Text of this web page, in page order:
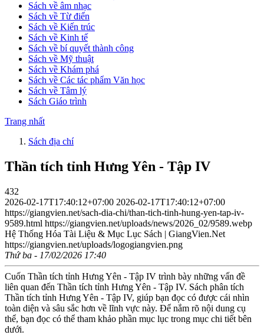
Sách về âm nhạc
Sách về Từ điển
Sách về Kiến trúc
Sách về Kinh tế
Sách về bí quyết thành công
Sách về Mỹ thuật
Sách về Khám phá
Sách về Các tác phẩm Văn học
Sách về Tâm lý
Sách Giáo trình
Trang nhất
Sách địa chí
Thần tích tỉnh Hưng Yên - Tập IV
432
2026-02-17T17:40:12+07:00 2026-02-17T17:40:12+07:00
https://giangvien.net/sach-dia-chi/than-tich-tinh-hung-yen-tap-iv-
9589.html https://giangvien.net/uploads/news/2026_02/9589.webp
Hệ Thống Hóa Tài Liệu & Mục Lục Sách | GiangVien.Net
https://giangvien.net/uploads/logogiangvien.png
Thứ ba - 17/02/2026 17:40
Cuốn Thần tích tỉnh Hưng Yên - Tập IV trình bày những vấn đề
liên quan đến Thần tích tỉnh Hưng Yên - Tập IV. Sách phân tích
Thần tích tỉnh Hưng Yên - Tập IV, giúp bạn đọc có được cái nhìn
toàn diện và sâu sắc hơn về lĩnh vực này. Để nắm rõ nội dung cụ
thể, bạn đọc có thể tham khảo phần mục lục trong mục chi tiết bên
dưới.